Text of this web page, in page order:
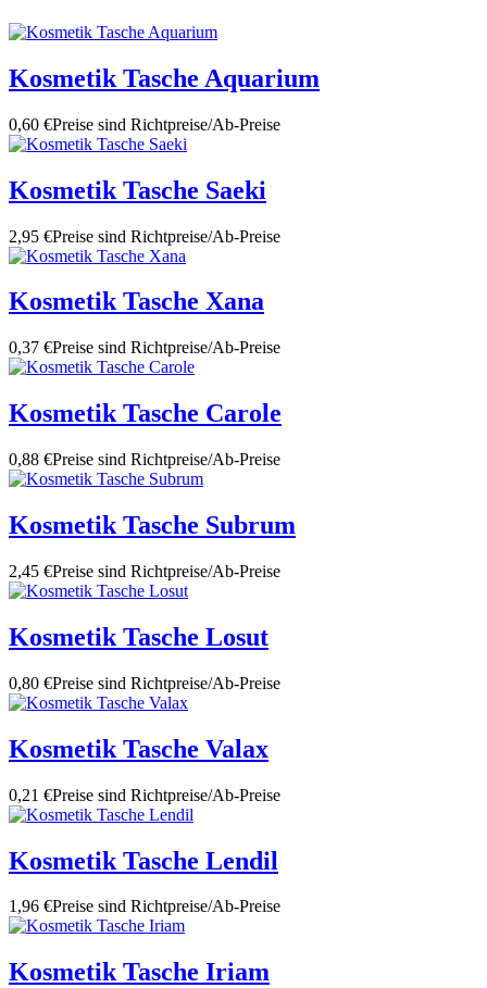
Kosmetik Tasche Aquarium
0,60 €Preise sind Richtpreise/Ab-Preise
Kosmetik Tasche Saeki
2,95 €Preise sind Richtpreise/Ab-Preise
Kosmetik Tasche Xana
0,37 €Preise sind Richtpreise/Ab-Preise
Kosmetik Tasche Carole
0,88 €Preise sind Richtpreise/Ab-Preise
Kosmetik Tasche Subrum
2,45 €Preise sind Richtpreise/Ab-Preise
Kosmetik Tasche Losut
0,80 €Preise sind Richtpreise/Ab-Preise
Kosmetik Tasche Valax
0,21 €Preise sind Richtpreise/Ab-Preise
Kosmetik Tasche Lendil
1,96 €Preise sind Richtpreise/Ab-Preise
Kosmetik Tasche Iriam